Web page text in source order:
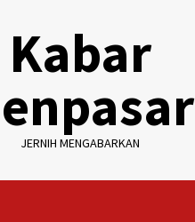
Kabar
JERNIH MENGABARKAN